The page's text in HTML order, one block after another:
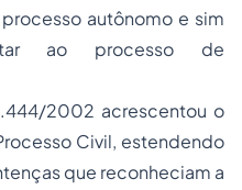
autônomo e sim
ao processo de
2002 acrescentou o
Civil, estendendo
que reconheciam a